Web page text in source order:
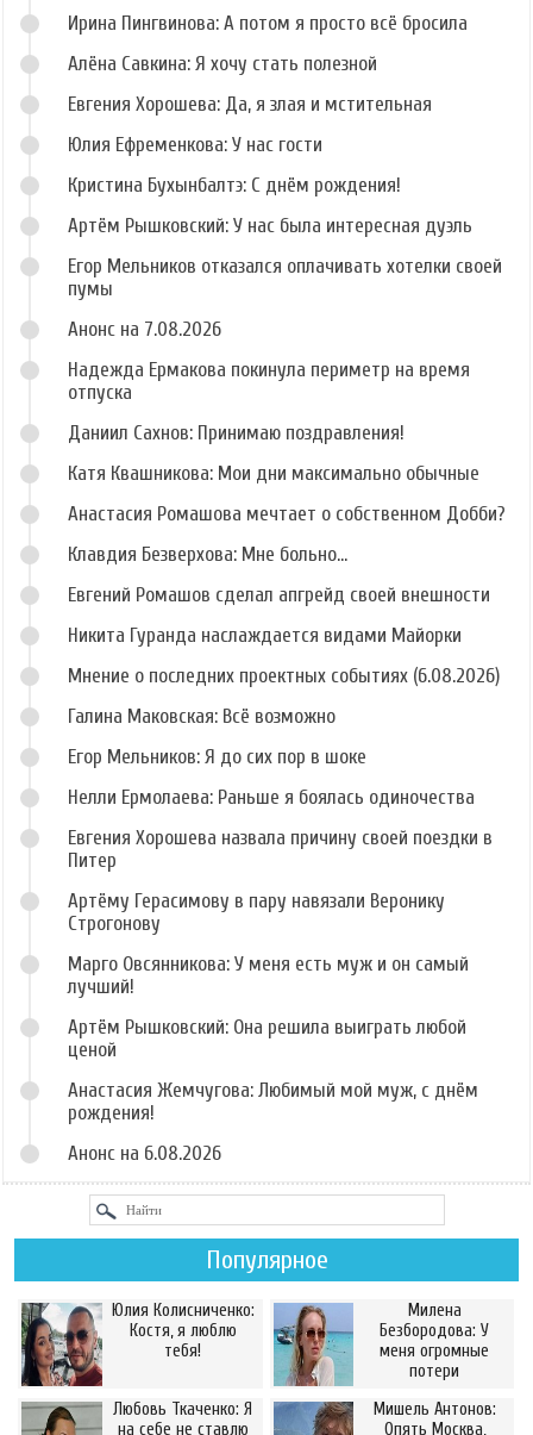
Ирина Пингвинова: А потом я просто всё бросила
Алёна Савкина: Я хочу стать полезной
Евгения Хорошева: Да, я злая и мстительная
Юлия Ефременкова: У нас гости
Кристина Бухынбалтэ: С днём рождения!
Артём Рышковский: У нас была интересная дуэль
Егор Мельников отказался оплачивать хотелки своей
пумы
Анонс на 7.08.2026
Надежда Ермакова покинула периметр на время
отпуска
Даниил Сахнов: Принимаю поздравления!
Катя Квашникова: Мои дни максимально обычные
Анастасия Ромашова мечтает о собственном Добби?
Клавдия Безверхова: Мне больно...
Евгений Ромашов сделал апгрейд своей внешности
Никита Гуранда наслаждается видами Майорки
Мнение о последних проектных событиях (6.08.2026)
Галина Маковская: Всё возможно
Егор Мельников: Я до сих пор в шоке
Нелли Ермолаева: Раньше я боялась одиночества
Евгения Хорошева назвала причину своей поездки в
Питер
Артёму Герасимову в пару навязали Веронику
Строгонову
Марго Овсянникова: У меня есть муж и он самый
лучший!
Артём Рышковский: Она решила выиграть любой
ценой
Анастасия Жемчугова: Любимый мой муж, с днём
рождения!
Анонс на 6.08.2026
Популярное
Юлия Колисниченко:
Костя, я люблю
тебя!
Милена
Безбородова: У
меня огромные
потери
Любовь Ткаченко: Я
на себе не ставлю
Мишель Антонов:
Опять Москва,